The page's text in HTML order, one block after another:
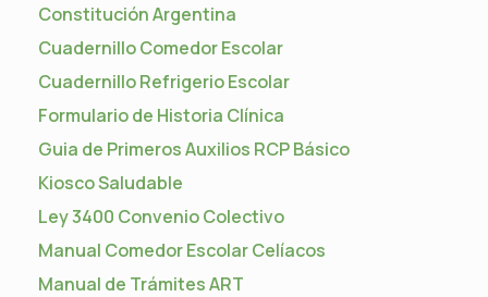
Constitución Argentina
Cuadernillo Comedor Escolar
Cuadernillo Refrigerio Escolar
Formulario de Historia Clínica
Guia de Primeros Auxilios RCP Básico
Kiosco Saludable
Ley 3400 Convenio Colectivo
Manual Comedor Escolar Celíacos
Manual de Trámites ART